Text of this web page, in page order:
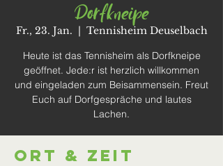
Dorfkneipe
Fr., 23. Jan.
  |
Tennisheim Deuselbach
Heute ist das Tennisheim als Dorfkneipe
geöffnet. Jede:r ist herzlich willkommen
und eingeladen zum Beisammensein. Freut
Euch auf Dorfgespräche und lautes
Lachen.
Ort & Zeit